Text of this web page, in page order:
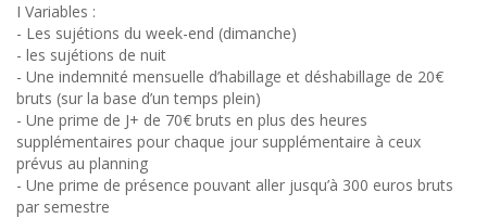
I Variables :
- Les sujétions du week-end (dimanche)
- les sujétions de nuit
- Une indemnité mensuelle d’habillage et déshabillage de 20€
bruts (sur la base d’un temps plein)
- Une prime de J+ de 70€ bruts en plus des heures
supplémentaires pour chaque jour supplémentaire à ceux
prévus au planning
- Une prime de présence pouvant aller jusqu’à 300 euros bruts
par semestre